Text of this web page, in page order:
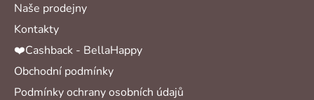
Naše prodejny
Kontakty
❤️Cashback - BellaHappy
Obchodní podmínky
Podmínky ochrany osobních údajů